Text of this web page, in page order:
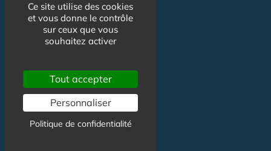
Agenda Maison de Santé
Flux RSS
Reseaux Sociaux
Ce site utilise des cookies
et vous donne le contrôle
sur ceux que vous
souhaitez activer
Tout accepter
Personnaliser
Politique de confidentialité